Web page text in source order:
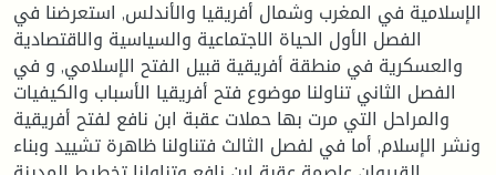
الإسلامية في المغرب وشمال أفريقيا والأندلس, استعرضنا في
الفصل الأول الحياة الاجتماعية والسياسية والاقتصادية
والعسكرية في منطقة أفريقية قبيل الفتح الإسلامي, و في
الفصل الثاني تناولنا موضوع فتح أفريقيا الأسباب والكيفيات
والمراحل التي مرت بها حملات عقبة ابن نافع لفتح أفريقية
ونشر الإسلام, أما في لفصل الثالث فتناولنا ظاهرة تشييد وبناء